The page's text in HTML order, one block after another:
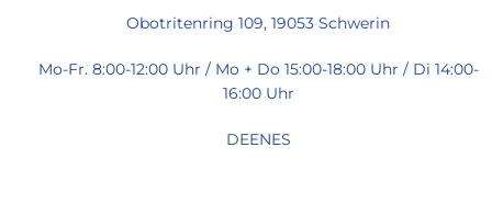
Obotritenring 109, 19053 Schwerin
Mo-Fr. 8:00-12:00 Uhr / Mo + Do 15:00-18:00 Uhr / Di 14:00-
16:00 Uhr
DEENES